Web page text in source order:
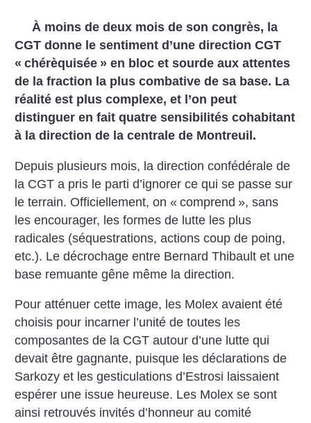
À moins de deux mois de son congrès, la
CGT donne le sentiment d’une direction CGT
« chérèquisée » en bloc et sourde aux attentes
de la fraction la plus combative de sa base. La
réalité est plus complexe, et l’on peut
distinguer en fait quatre sensibilités cohabitant
à la direction de la centrale de Montreuil.
Depuis plusieurs mois, la direction confédérale de
la CGT a pris le parti d’ignorer ce qui se passe sur
le terrain. Officiellement, on « comprend », sans
les encourager, les formes de lutte les plus
radicales (séquestrations, actions coup de poing,
etc.). Le décrochage entre Bernard Thibault et une
base remuante gêne même la direction.
Pour atténuer cette image, les Molex avaient été
choisis pour incarner l’unité de toutes les
composantes de la CGT autour d’une lutte qui
devait être gagnante, puisque les déclarations de
Sarkozy et les gesticulations d’Estrosi laissaient
espérer une issue heureuse. Les Molex se sont
ainsi retrouvés invités d’honneur au comité